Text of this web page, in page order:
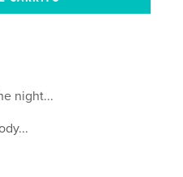
night...